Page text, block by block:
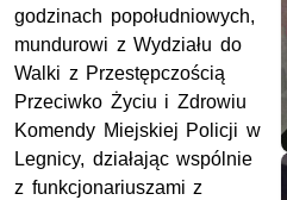
godzinach popołudniowych,
mundurowi z Wydziału do
Walki z Przestępczością
Przeciwko Życiu i Zdrowiu
Komendy Miejskiej Policji w
Legnicy, działając wspólnie
z funkcjonariuszami z